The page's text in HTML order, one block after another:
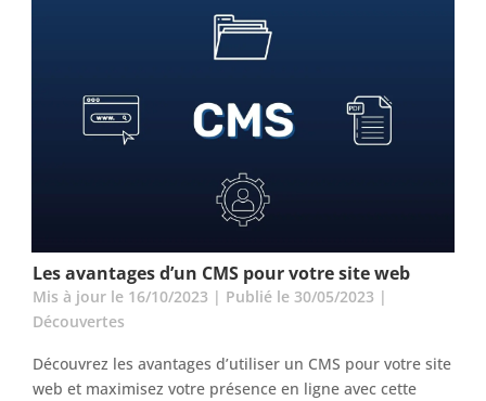
Les avantages d’un CMS pour votre site web
Mis à jour le 16/10/2023 | Publié le 30/05/2023 |
Découvertes
Découvrez les avantages d’utiliser un CMS pour votre site
web et maximisez votre présence en ligne avec cette